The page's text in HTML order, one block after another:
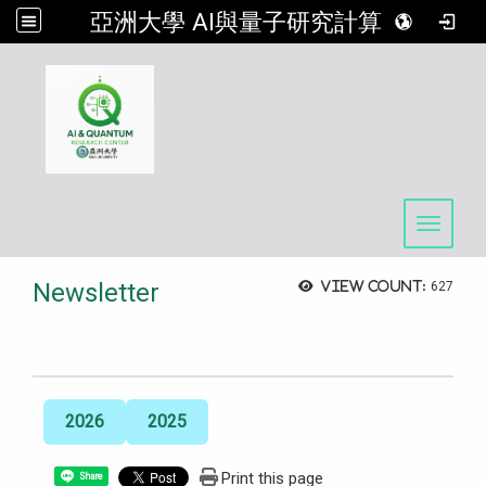
亞洲大學 AI與量子研究計算中心
Toggle
View count: 627
Newsletter
2026 2025
Share Print this page